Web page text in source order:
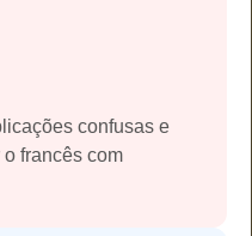
confusas e
francês com